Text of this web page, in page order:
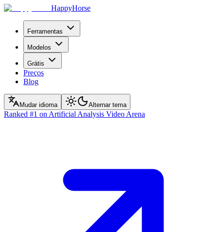
HappyHorse
Ferramentas
Modelos
Grátis
Preços
Blog
Mudar idioma Alternar tema
Ranked #1 on Artificial Analysis Video Arena